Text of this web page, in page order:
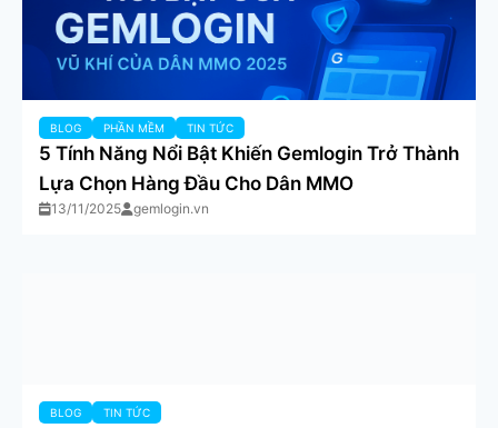
BLOG PHẦN MỀM TIN TỨC
5 Tính Năng Nổi Bật Khiến Gemlogin Trở Thành
Lựa Chọn Hàng Đầu Cho Dân MMO
13/11/2025 gemlogin.vn
BLOG TIN TỨC